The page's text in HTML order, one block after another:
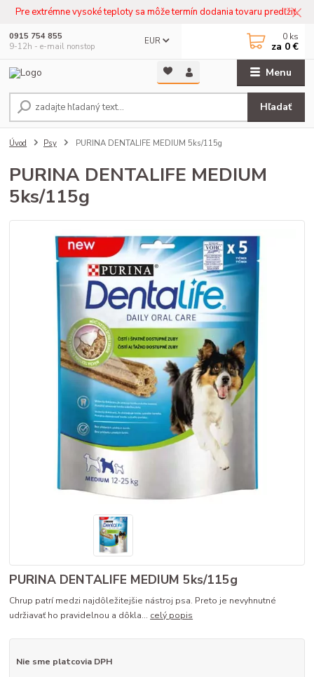
Pre extrémne vysoké teploty sa môže termín dodania tovaru predľžiť.
Menu
EUR
Hľadať
0915 754 855
9-12h - e-mail nonstop
0 ks
za 0 €
Úvod Psy PURINA DENTALIFE MEDIUM 5ks/115g
PURINA DENTALIFE MEDIUM
5ks/115g
PURINA DENTALIFE MEDIUM 5ks/115g
Chrup patrí medzi najdôležitejšie nástroj psa. Preto je nevyhnutné
udržiavať ho pravidelnou a dôkla... celý popis
Nie sme platcovia DPH